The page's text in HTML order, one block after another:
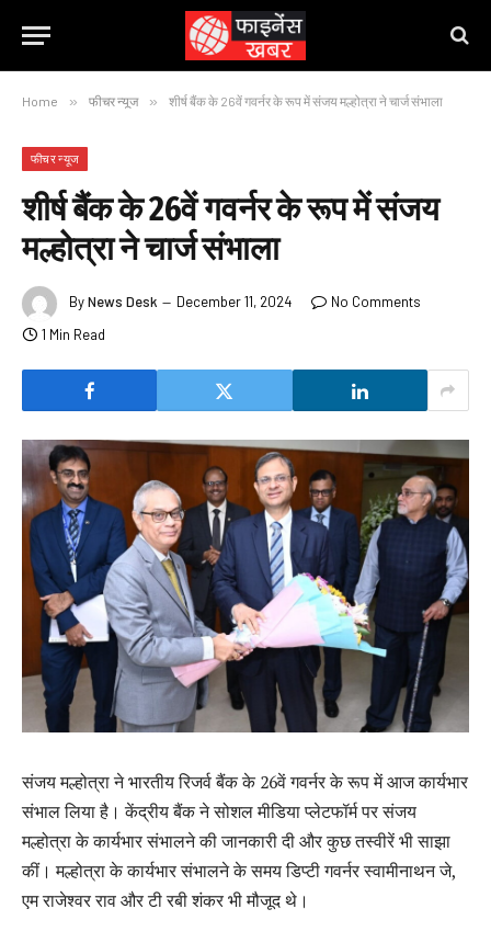
Home » फीचर न्यूज » शीर्ष बैंक के 26वें गवर्नर के रूप में संजय मल्होत्रा ने चार्ज संभाला
फीचर न्यूज
शीर्ष बैंक के 26वें गवर्नर के रूप में संजय
मल्होत्रा ने चार्ज संभाला
ByNews Desk December 11, 2024
No Comments
1 Min Read
संजय मल्होत्रा ​​ने भारतीय रिजर्व बैंक के 26वें गवर्नर के रूप में आज कार्यभार
संभाल लिया है। केंद्रीय बैंक ने सोशल मीडिया प्लेटफॉर्म पर संजय
मल्होत्रा ​​के कार्यभार संभालने की जानकारी दी और कुछ तस्वीरें भी साझा
कीं। मल्होत्रा ​​के कार्यभार संभालने के समय डिप्टी गवर्नर स्वामीनाथन जे,
एम राजेश्वर राव और टी रबी शंकर भी मौजूद थे।